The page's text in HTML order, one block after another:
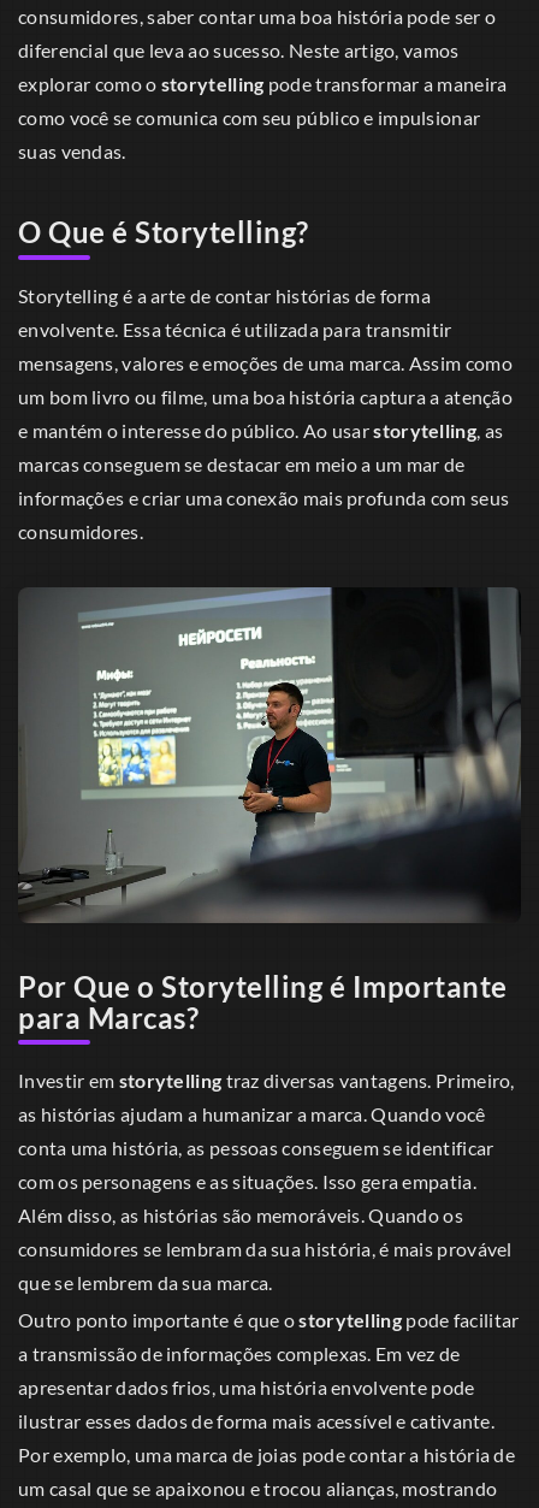
consumidores, saber contar uma boa história pode ser o
diferencial que leva ao sucesso. Neste artigo, vamos
explorar como o storytelling pode transformar a maneira
como você se comunica com seu público e impulsionar
suas vendas.
O Que é Storytelling?
Storytelling é a arte de contar histórias de forma
envolvente. Essa técnica é utilizada para transmitir
mensagens, valores e emoções de uma marca. Assim como
um bom livro ou filme, uma boa história captura a atenção
e mantém o interesse do público. Ao usarstorytelling, as
marcas conseguem se destacar em meio a um mar de
informações e criar uma conexão mais profunda com seus
consumidores.
Por Que o Storytelling é Importante
para Marcas?
Investir em storytelling traz diversas vantagens. Primeiro,
as histórias ajudam a humanizar a marca. Quando você
conta uma história, as pessoas conseguem se identificar
com os personagens e as situações. Isso gera empatia.
Além disso, as histórias são memoráveis. Quando os
consumidores se lembram da sua história, é mais provável
que se lembrem da sua marca.
Outro ponto importante é que ostorytellingpode facilitar
a transmissão de informações complexas. Em vez de
apresentar dados frios, uma história envolvente pode
ilustrar esses dados de forma mais acessível e cativante.
Por exemplo, uma marca de joias pode contar a história de
um casal que se apaixonou e trocou alianças, mostrando